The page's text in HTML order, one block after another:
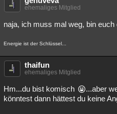
ehemaliges Mitglied
naja, ich muss mal weg, bin euch
Energie ist der Schlüssel...
thaifun
ehemaliges Mitglied
Hm...du bist komisch
...aber
könntest dann hättest du keine